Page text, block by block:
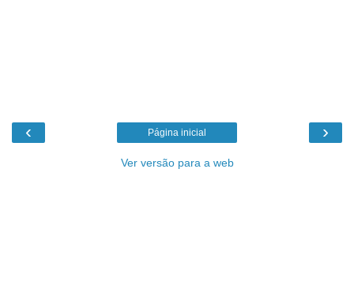
‹ ›
Página inicial
Ver versão para a web